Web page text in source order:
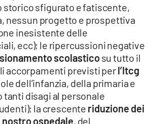
storico sfigurato e fatiscente,
nessun progetto e prospettiva
inesistente delle
ecc); le ripercussioni negative
scolasticosu tutto il
accorpamenti previsti perl’Itcg
dell’infanzia, della primaria e
tanti disagi al personale
la crescente riduzione dei
ospedale, del